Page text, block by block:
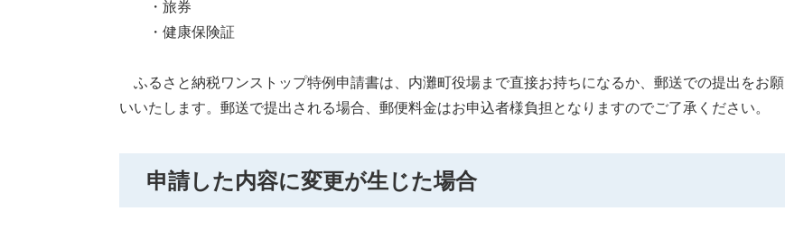
・旅券
・健康保険証
ふるさと納税ワンストップ特例申請書は、内灘町役場まで直接お持ちになるか、郵送での提出をお願
いいたします。郵送で提出される場合、郵便料金はお申込者様負担となりますのでご了承ください。
申請した内容に変更が生じた場合